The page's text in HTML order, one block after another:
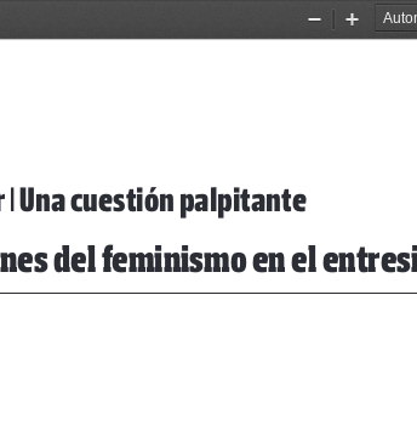
Zoom
Zoom
del feminismo en el
| Una cuestión palpitante